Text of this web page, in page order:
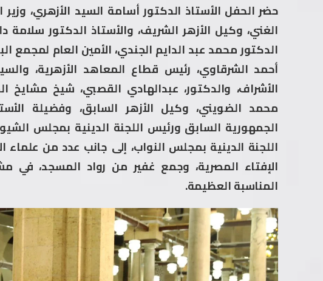
حضر الحفل الأستاذ الدكتور أسامة السيد الأزهري،
الغني، وكيل الأزهر الشريف، والأستاذ الدكتور سلامة
الدكتور محمد عبد الدايم الجندي، الأمين العام لمجمع
أحمد الشرقاوي، رئيس قطاع المعاهد الأزهرية،
الأشراف، والدكتور، عبدالهادي القصبي، شيخ مشايخ
محمد الضويني، وكيل الأزهر السابق، وفضيلة
الجمهورية السابق ورئيس اللجنة الدينية بمجلس
اللجنة الدينية بمجلس النواب، إلى جانب عدد من علماء
الإفتاء المصرية، وجمع غفير من رواد المسجد،
المناسبة العظيمة.